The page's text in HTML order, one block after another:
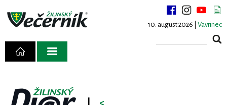
10. august 2026 | Vavrinec
<